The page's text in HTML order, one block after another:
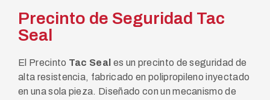
Precinto de Seguridad Tac
Seal
El Precinto Tac Seal es un precinto de seguridad de
alta resistencia, fabricado en polipropileno inyectado
en una sola pieza. Diseñado con un mecanismo de